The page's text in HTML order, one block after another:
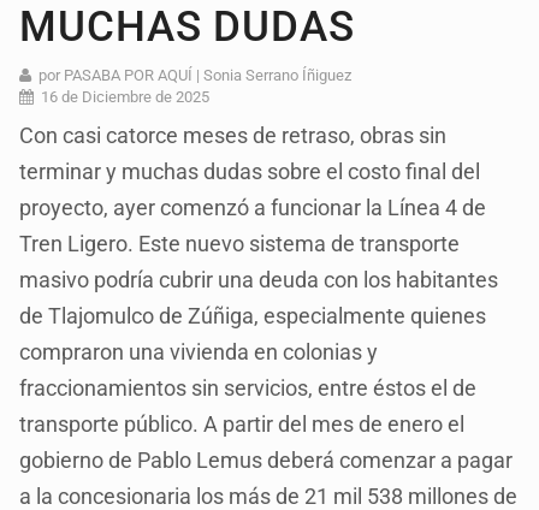
MUCHAS DUDAS
por PASABA POR AQUÍ | Sonia Serrano Íñiguez
16 de Diciembre de 2025
Con casi catorce meses de retraso, obras sin
terminar y muchas dudas sobre el costo final del
proyecto, ayer comenzó a funcionar la Línea 4 de
Tren Ligero. Este nuevo sistema de transporte
masivo podría cubrir una deuda con los habitantes
de Tlajomulco de Zúñiga, especialmente quienes
compraron una vivienda en colonias y
fraccionamientos sin servicios, entre éstos el de
transporte público. A partir del mes de enero el
gobierno de Pablo Lemus deberá comenzar a pagar
a la concesionaria los más de 21 mil 538 millones de